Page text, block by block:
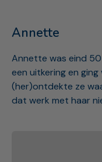
Annette
Annette was eind
een uitkering en ging
(her)ontdekte ze
dat werk met haar